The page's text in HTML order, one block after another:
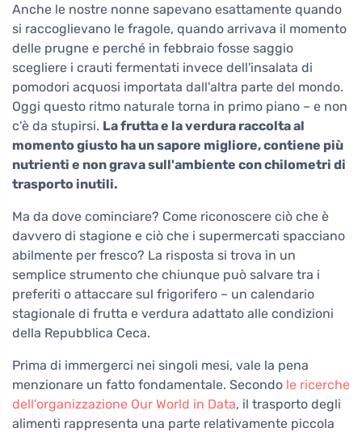
Anche le nostre nonne sapevano esattamente quando
si raccoglievano le fragole, quando arrivava il momento
delle prugne e perché in febbraio fosse saggio
scegliere i crauti fermentati invece dell'insalata di
pomodori acquosi importata dall'altra parte del mondo.
Oggi questo ritmo naturale torna in primo piano – e non
c'è da stupirsi. La frutta e la verdura raccolta al
momento giusto ha un sapore migliore, contiene più
nutrienti e non grava sull'ambiente con chilometri di
trasporto inutili.
Ma da dove cominciare? Come riconoscere ciò che è
davvero di stagione e ciò che i supermercati spacciano
abilmente per fresco? La risposta si trova in un
semplice strumento che chiunque può salvare tra i
preferiti o attaccare sul frigorifero – un calendario
stagionale di frutta e verdura adattato alle condizioni
della Repubblica Ceca.
Prima di immergerci nei singoli mesi, vale la pena
menzionare un fatto fondamentale. Secondo le ricerche
dell'organizzazione Our World in Data, il trasporto degli
alimenti rappresenta una parte relativamente piccola